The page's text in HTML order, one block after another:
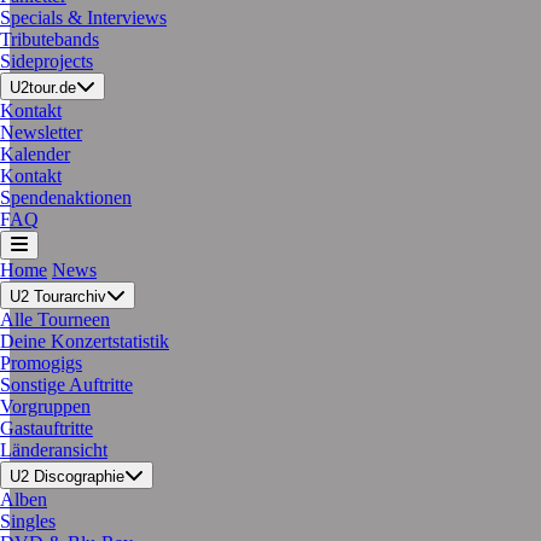
Specials & Interviews
Tributebands
Sideprojects
U2tour.de
Kontakt
Newsletter
Kalender
Kontakt
Spendenaktionen
FAQ
Home News
U2 Tourarchiv
Alle Tourneen
Deine Konzertstatistik
Promogigs
Sonstige Auftritte
Vorgruppen
Gastauftritte
Länderansicht
U2 Discographie
Alben
Singles